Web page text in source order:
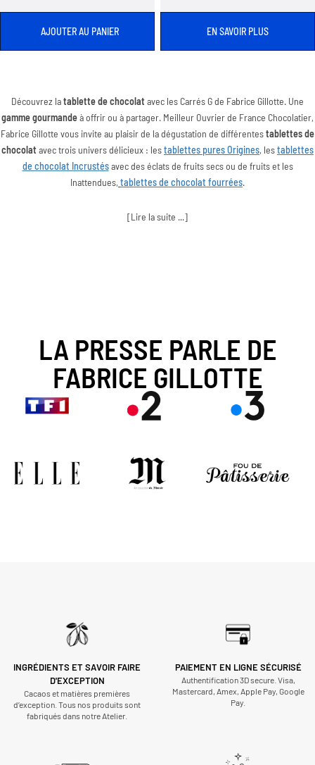
AJOUTER AU PANIER EN SAVOIR PLUS
Découvrez latablette de chocolatavec les Carrés G de Fabrice Gillotte. Une
gamme gourmandeà offrir ou à partager. Meilleur Ouvrier de France Chocolatier,
Fabrice Gillotte vous invite au plaisir de la dégustation de différentestablettes de
chocolatavec trois univers délicieux : lestablettes pures Origines, lestablettes
de chocolat Incrustésavec des éclats de fruits secs ou de fruits et les
Inattendues, tablettes de chocolat fourrées.
[Lire la suite ...]
LA PRESSE PARLE DE
FABRICE GILLOTTE
INGRÉDIENTS ET SAVOIR FAIRE
D'EXCEPTION
Cacaos et matières premières
d’exception. Tous nos produits sont
fabriqués dans notre Atelier.
PAIEMENT EN LIGNE SÉCURISÉ
Authentification 3D secure. Visa,
Mastercard, Amex, Apple Pay, Google
Pay.